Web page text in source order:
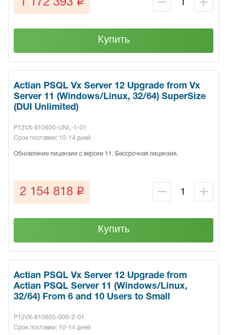
1 172 393 q
Купить
Actian PSQL Vx Server 12 Upgrade from Vx
Server 11 (Windows/Linux, 32/64) SuperSize
(DUI Unlimited)
P12VX-810600-UNL-1-01
Срок поставки: 10-14 дней
Обновление лицензии с версии 11. Бессрочная лицензия.
2 154 818 q
Купить
Actian PSQL Vx Server 12 Upgrade from
Actian PSQL Server 11 (Windows/Linux,
32/64) From 6 and 10 Users to Small
P12VX-810605-000-2-01
Срок поставки: 10-14 дней